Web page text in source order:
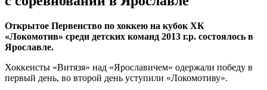
Открытое Первенство по хоккею на кубок ХК
«Локомотив» среди детских команд 2013 г.р. состоялось в
Ярославле.
Хоккеисты «Витязя» над «Ярославичем» одержали победу в
первый день, во второй день уступили «Локомотиву».